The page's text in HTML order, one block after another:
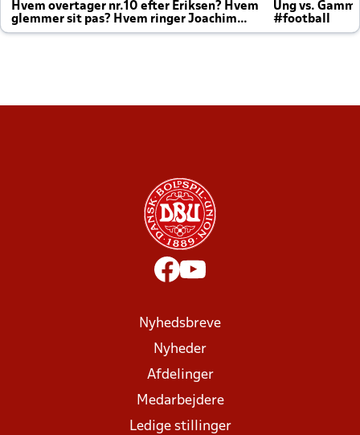
Hvem overtager nr.10 efter Eriksen? Hvem
glemmer sit pas? Hvem ringer Joachim
altid til efter kampe?
Ung vs.
#football
Nyhedsbreve
Nyheder
Afdelinger
Medarbejdere
Ledige stillinger